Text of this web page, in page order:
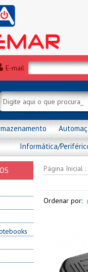
E-mail
Informática/
Página Inicial :
Ordenar por: